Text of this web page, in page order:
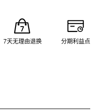
7天无理由退换 分期利益点